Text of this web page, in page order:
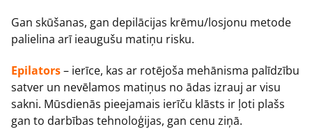
Gan skūšanas, gan depilācijas krēmu/losjonu metode
palielina arī ieaugušu matiņu risku.
Epilators– ierīce, kas ar rotējoša mehānisma palīdzību
satver un nevēlamos matiņus no ādas izrauj ar visu
sakni. Mūsdienās pieejamais ierīču klāsts ir ļoti plašs
gan to darbības tehnoloģijas, gan cenu ziņā.